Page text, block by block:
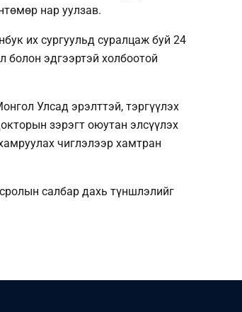
нар уулзав.
их сургуульд суралцаж буй 24
эдгээртэй холбоотой
Улсад эрэлттэй, тэргүүлэх
зэрэгт оюутан элсүүлэх
чиглэлээр хамтран
салбар дахь түншлэлийг